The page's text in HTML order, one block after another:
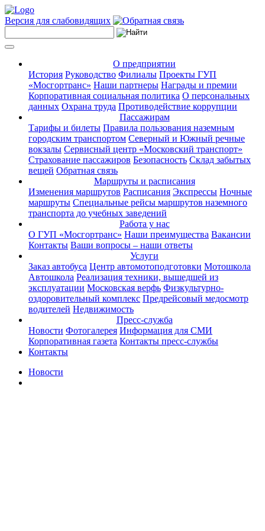
Версия для слабовидящих
О предприятии
История Руководство Филиалы Проекты ГУП
«Мосгортранс» Наши партнеры Награды и премии
Корпоративная социальная политика О персональных
данных Охрана труда Противодействие коррупции
Пассажирам
Тарифы и билеты Правила пользования наземным
городским транспортом Северный и Южный речные
вокзалы Сервисный центр «Московский транспорт»
Страхование пассажиров Безопасность Склад забытых
вещей Обратная связь
Маршруты и расписания
Изменения маршрутов Расписания Экспрессы Ночные
маршруты Специальные рейсы маршрутов наземного
транспорта до учебных заведений
Работа у нас
О ГУП «Мосгортранс» Наши преимущества Вакансии
Контакты Ваши вопросы – наши ответы
Услуги
Заказ автобуса Центр автомотоподготовки Мотошкола
Автошкола Реализация техники, вышедшей из
эксплуатации Московская верфь Физкультурно-
оздоровительный комплекс Предрейсовый медосмотр
водителей Недвижимость
Пресс-служба
Новости Фотогалерея Информация для СМИ
Корпоративная газета Контакты пресс-службы
Контакты
Новости